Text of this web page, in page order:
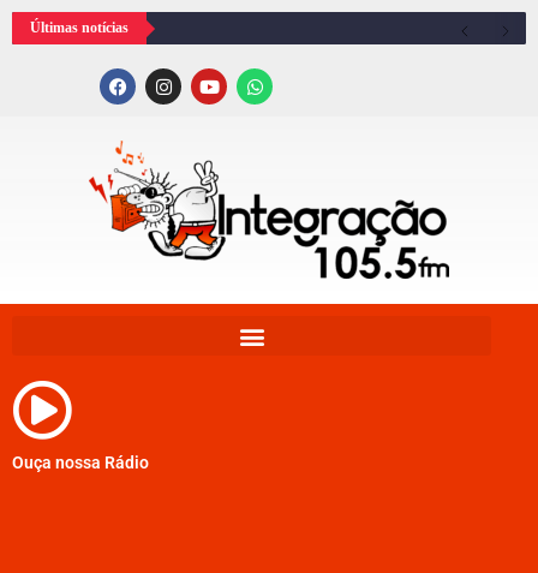
Últimas notícias
Ouça nossa Rádio